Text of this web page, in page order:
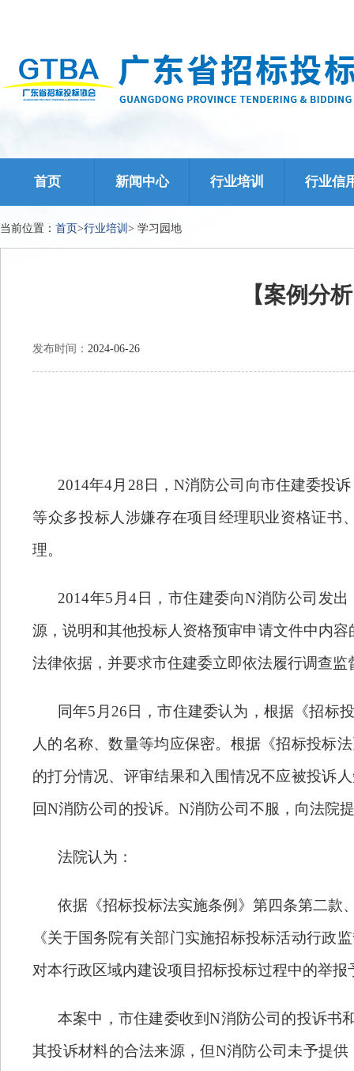
首页 新闻中心 行业培训 行业信
当前位置： 首页>行业培训 > 学习园地
【案例分
发布时间： 2024-06-26